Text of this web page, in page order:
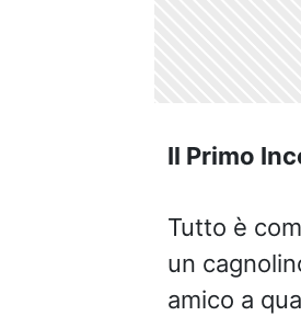
Il Primo
Tutto è
un
amico a